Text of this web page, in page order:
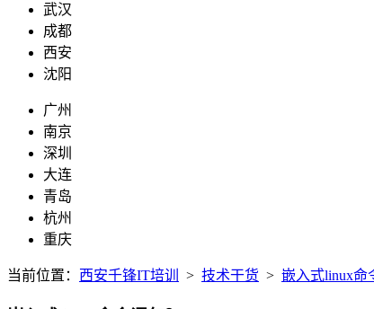
武汉
成都
西安
沈阳
广州
南京
深圳
大连
青岛
杭州
重庆
当前位置： 西安千锋IT培训 > 技术干货 > 嵌入式linux命